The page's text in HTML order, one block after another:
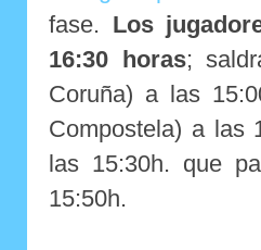
fase. Los
16:30 horas;
Coruña) a las
Compostela) a las
las 15:30h. que
15:50h.